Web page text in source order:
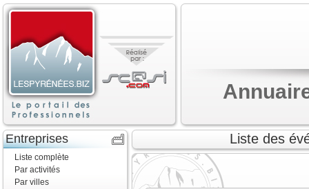
Entreprises
Liste complète
Par activités
Par villes
Liste des